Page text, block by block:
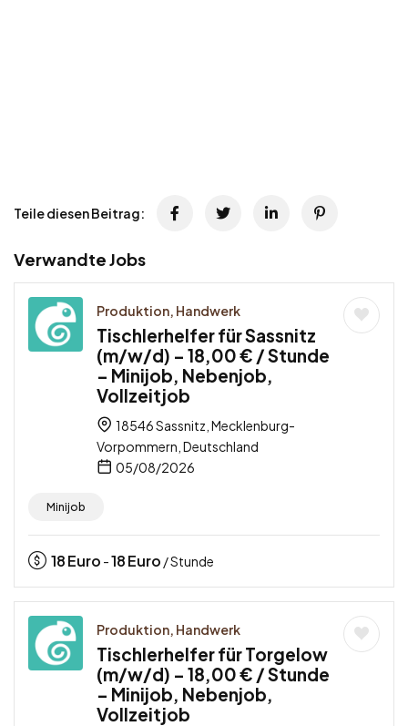
Teile diesen Beitrag:
Verwandte Jobs
Produktion, Handwerk
Tischlerhelfer für Sassnitz
(m/w/d) – 18,00 € / Stunde
– Minijob, Nebenjob,
Vollzeitjob
18546 Sassnitz, Mecklenburg-
Vorpommern, Deutschland
05/08/2026
Minijob
18Euro -18Euro / Stunde
Produktion, Handwerk
Tischlerhelfer für Torgelow
(m/w/d) – 18,00 € / Stunde
– Minijob, Nebenjob,
Vollzeitjob